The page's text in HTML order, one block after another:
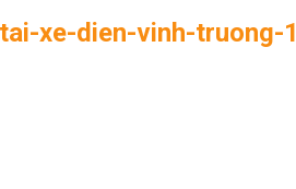
xe-dien-vinh-truong-1